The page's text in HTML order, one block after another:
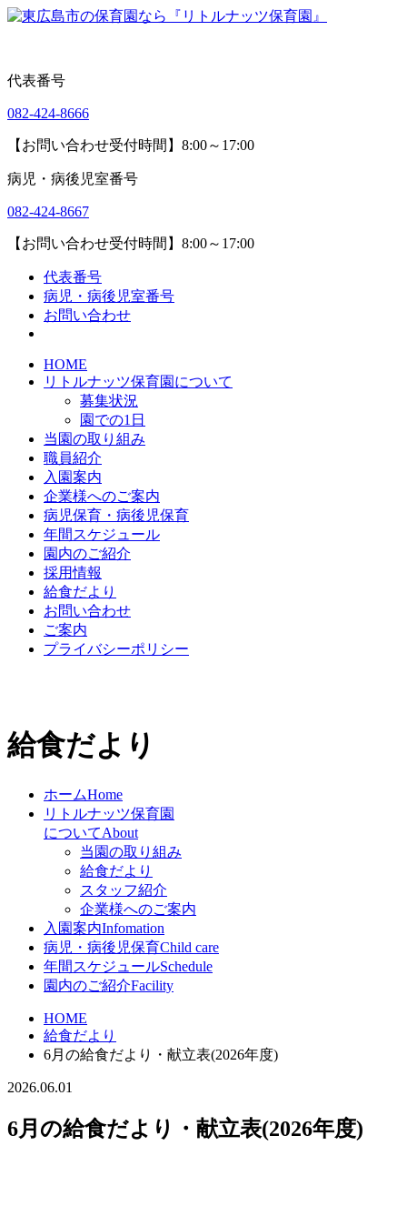
代表番号
082-424-8666
【お問い合わせ受付時間】8:00～17:00
病児・病後児室番号
082-424-8667
【お問い合わせ受付時間】8:00～17:00
代表番号
病児・病後児室番号
お問い合わせ
HOME
リトルナッツ保育園について
募集状況
園での1日
当園の取り組み
職員紹介
入園案内
企業様へのご案内
病児保育・病後児保育
年間スケジュール
園内のご紹介
採用情報
給食だより
お問い合わせ
ご案内
プライバシーポリシー
給食だより
ホームHome
リトルナッツ保育園
についてAbout
当園の取り組み
給食だより
スタッフ紹介
企業様へのご案内
入園案内Infomation
病児・病後児保育Child care
年間スケジュールSchedule
園内のご紹介Facility
HOME
給食だより
6月の給食だより・献立表(2026年度)
2026.06.01
6月の給食だより・献立表(2026年度)